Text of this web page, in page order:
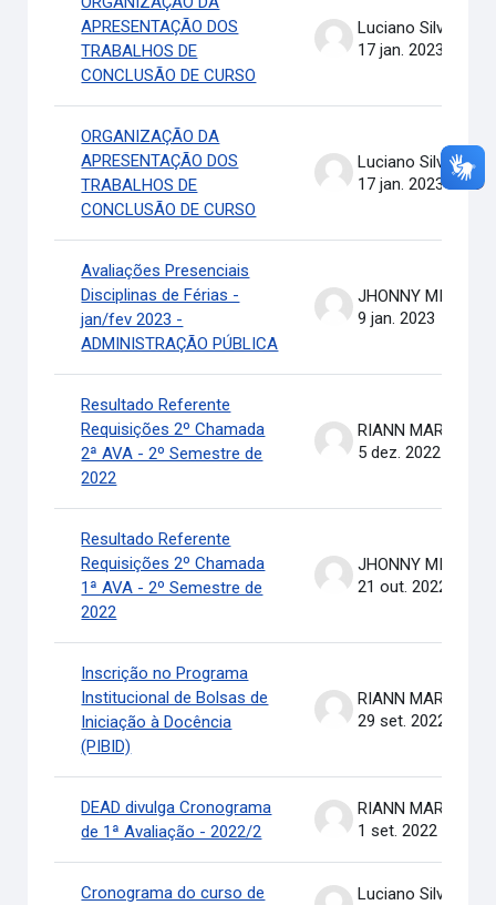
APRESENTAÇÃO DOS
TRABALHOS DE
CONCLUSÃO DE CURSO
Luciano Silva
17 jan. 2023
ORGANIZAÇÃO DA
APRESENTAÇÃO DOS
TRABALHOS DE
CONCLUSÃO DE CURSO
Luciano Silva
17 jan. 2023
Avaliações Presenciais
Disciplinas de Férias -
jan/fev 2023 -
ADMINISTRAÇÃO PÚBLICA
9 jan. 2023
Resultado Referente
Requisições 2º Chamada
2ª AVA - 2º Semestre de
2022
5 dez. 2022
Resultado Referente
Requisições 2º Chamada
1ª AVA - 2º Semestre de
2022
21 out. 2022
Inscrição no Programa
Institucional de Bolsas de
Iniciação à Docência
(PIBID)
29 set. 2022
DEAD divulga Cronograma
de 1ª Avaliação - 2022/2
1 set. 2022
Cronograma do curso de
Luciano Silva